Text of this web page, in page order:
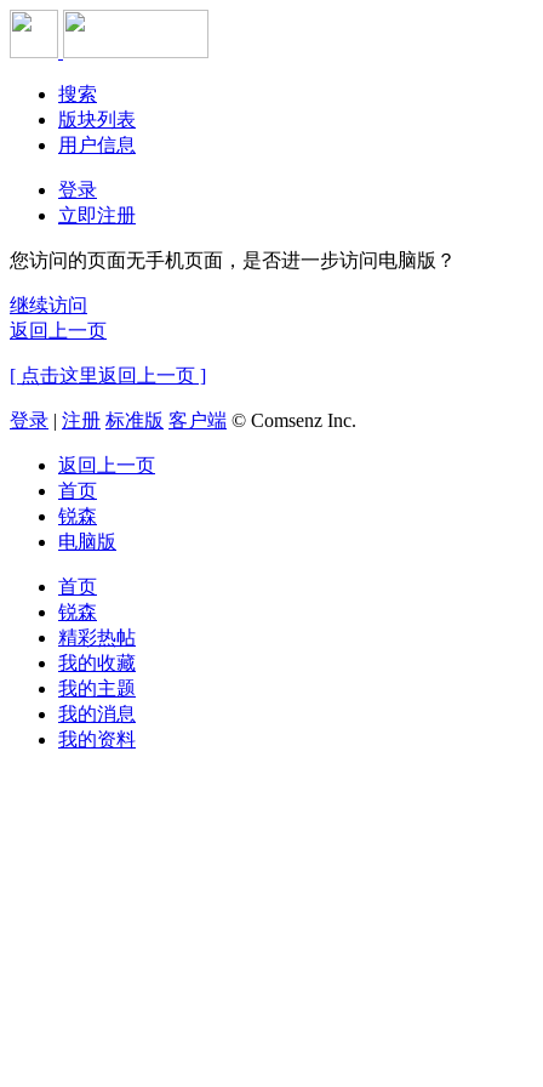
搜索
版块列表
用户信息
登录
立即注册
您访问的页面无手机页面，是否进一步访问电脑版？
继续访问
返回上一页
[ 点击这里返回上一页 ]
登录 | 注册 标准版 客户端 © Comsenz Inc.
返回上一页
首页
锐森
电脑版
首页
锐森
精彩热帖
我的收藏
我的主题
我的消息
我的资料